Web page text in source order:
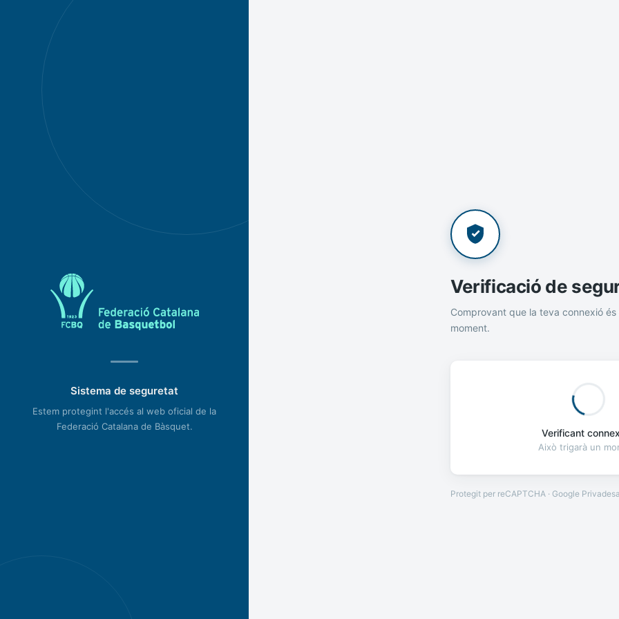
Sistema de seguretat
Estem protegint l'accés al web oficial de la
Federació Catalana de Bàsquet.
Verificació de
Comprovant que la teva connexió és
moment.
Verificant
Això trigarà un
Protegit per reCAPTCHA · Google Privadesa